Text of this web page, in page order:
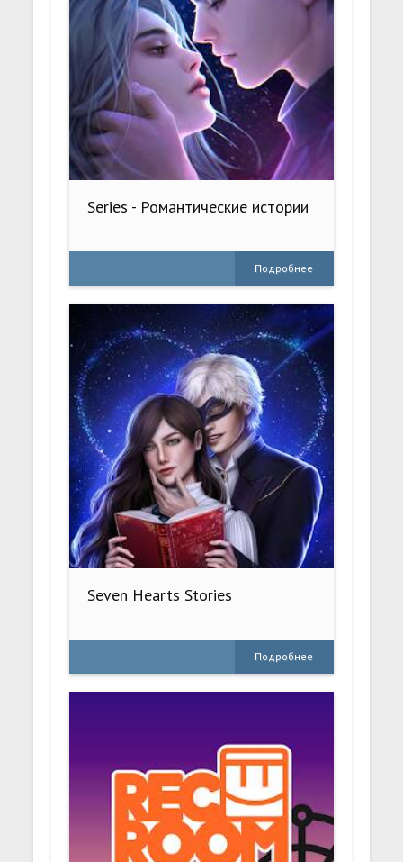
Series - Романтические истории
Подробнее
Seven Hearts Stories
Подробнее